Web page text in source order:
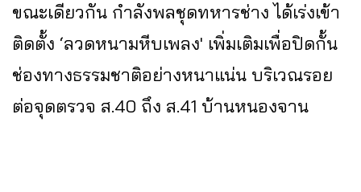
ขณะเดียวกัน กำลังพลชุดทหารช่าง ได้เร่งเข้า
ติดตั้ง ‘ลวดหนามหีบเพลง' เพิ่มเติมเพื่อปิดกั้น
ช่องทางธรรมชาติอย่างหนาแน่น บริเวณรอย
ต่อจุดตรวจ ส.40 ถึง ส.41 บ้านหนองจาน